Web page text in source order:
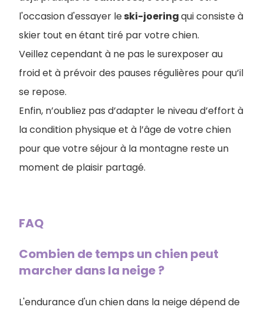
l'occasion d'essayer leski-joeringqui consiste à
skier tout en étant tiré par votre chien.
Veillez cependant à ne pas le surexposer au
froid et à prévoir des pauses régulières pour qu’il
se repose.
Enfin, n’oubliez pas d’adapter le niveau d’effort à
la condition physique et à l’âge de votre chien
pour que votre séjour à la montagne reste un
moment de plaisir partagé.
FAQ
Combien de temps un chien peut
marcher dans la neige ?
L'endurance d'un chien dans la neige dépend de